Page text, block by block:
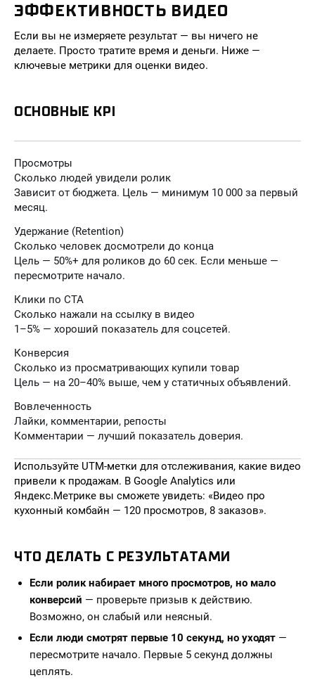
ЭФФЕКТИВНОСТЬ ВИДЕО
Если вы не измеряете результат — вы ничего не
делаете. Просто тратите время и деньги. Ниже —
ключевые метрики для оценки видео.
ОСНОВНЫЕ KPI
Просмотры
Сколько людей увидели ролик
Зависит от бюджета. Цель — минимум 10 000 за первый
месяц.
Удержание (Retention)
Сколько человек досмотрели до конца
Цель — 50%+ для роликов до 60 сек. Если меньше —
пересмотрите начало.
Клики по CTA
Сколько нажали на ссылку в видео
1–5% — хороший показатель для соцсетей.
Конверсия
Сколько из просматривающих купили товар
Цель — на 20–40% выше, чем у статичных объявлений.
Вовлеченность
Лайки, комментарии, репосты
Комментарии — лучший показатель доверия.
Используйте UTM-метки для отслеживания, какие видео
привели к продажам. В Google Analytics или
Яндекс.Метрике вы сможете увидеть: «Видео про
кухонный комбайн — 120 просмотров, 8 заказов».
ЧТО ДЕЛАТЬ С РЕЗУЛЬТАТАМИ
Если ролик набирает много просмотров, но мало
конверсий — проверьте призыв к действию.
Возможно, он слабый или неясный.
Если люди смотрят первые 10 секунд, но уходят —
пересмотрите начало. Первые 5 секунд должны
цеплять.